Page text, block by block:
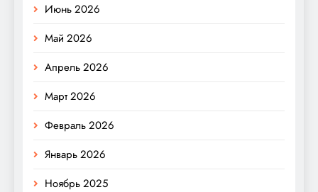
Июнь 2026
Май 2026
Апрель 2026
Март 2026
Февраль 2026
Январь 2026
Ноябрь 2025